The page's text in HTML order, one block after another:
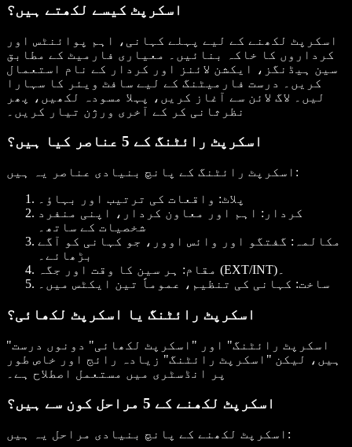
اسکرپٹ کیسے لکھتے ہیں؟
اسکرپٹ لکھنے کے لیے پہلے کہانی، اہم پوائنٹس اور
کرداروں کا خاکہ بنائیں۔ معیاری فارمیٹ کے مطابق
سین ہیڈنگز، ایکشن لائنز اور کردار کے نام استعمال
کریں۔ درست فارمیٹنگ کے لیے سافٹ ویئر کا سہارا
لیں۔ لاگ لائن سے آغاز کریں، پہلا مسودہ لکھیں، پھر
نظرثانی کر کے آخری ورژن تیار کریں۔
اسکرپٹ رائٹنگ کے 5 عناصر کیا ہیں؟
اسکرپٹ رائٹنگ کے پانچ بنیادی عناصر یہ ہیں:
پلاٹ: واقعات کی ترتیب اور بہاؤ۔
کردار: اہم اور معاون کردار، اپنی منفرد
شخصیات کے ساتھ۔
مکالمہ: گفتگو اور وائس اوور، جو کہانی کو آگے
بڑھائے۔
ساخت: کہانی کی تنظیم، عموماً تین ایکٹس میں۔
اسکرپٹ رائٹنگ یا اسکرپٹ لکھائی؟
"اسکرپٹ رائٹنگ" اور "اسکرپٹ لکھائی" دونوں درست
ہیں، لیکن "اسکرپٹ رائٹنگ" زیادہ رائج اور خاص طور
پر انڈسٹری میں مستعمل اصطلاح ہے۔
اسکرپٹ لکھنے کے 5 مراحل کون سے ہیں؟
اسکرپٹ لکھنے کے پانچ بنیادی مراحل یہ ہیں: